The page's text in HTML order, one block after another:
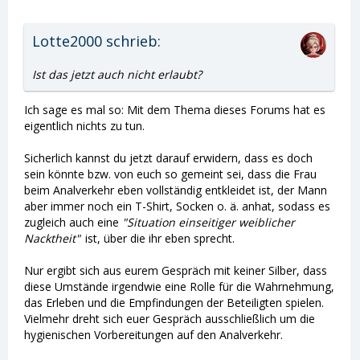
Lotte2000 schrieb:
Ist das jetzt auch nicht erlaubt?
Ich sage es mal so: Mit dem Thema dieses Forums hat es
eigentlich nichts zu tun.
Sicherlich kannst du jetzt darauf erwidern, dass es doch
sein könnte bzw. von euch so gemeint sei, dass die Frau
beim Analverkehr eben vollständig entkleidet ist, der Mann
aber immer noch ein T-Shirt, Socken o. ä. anhat, sodass es
zugleich auch eine "Situation einseitiger weiblicher
Nacktheit" ist, über die ihr eben sprecht.
Nur ergibt sich aus eurem Gespräch mit keiner Silber, dass
diese Umstände irgendwie eine Rolle für die Wahrnehmung,
das Erleben und die Empfindungen der Beteiligten spielen.
Vielmehr dreht sich euer Gespräch ausschließlich um die
hygienischen Vorbereitungen auf den Analverkehr.